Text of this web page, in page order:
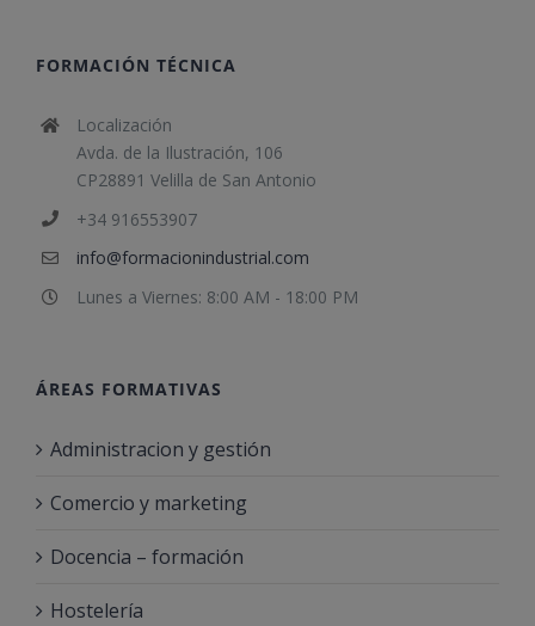
FORMACIÓN TÉCNICA
Localización
Avda. de la Ilustración, 106
CP28891 Velilla de San Antonio
+34 916553907
info@formacionindustrial.com
Lunes a Viernes: 8:00 AM - 18:00 PM
ÁREAS FORMATIVAS
Administracion y gestión
Comercio y marketing
Docencia – formación
Hostelería